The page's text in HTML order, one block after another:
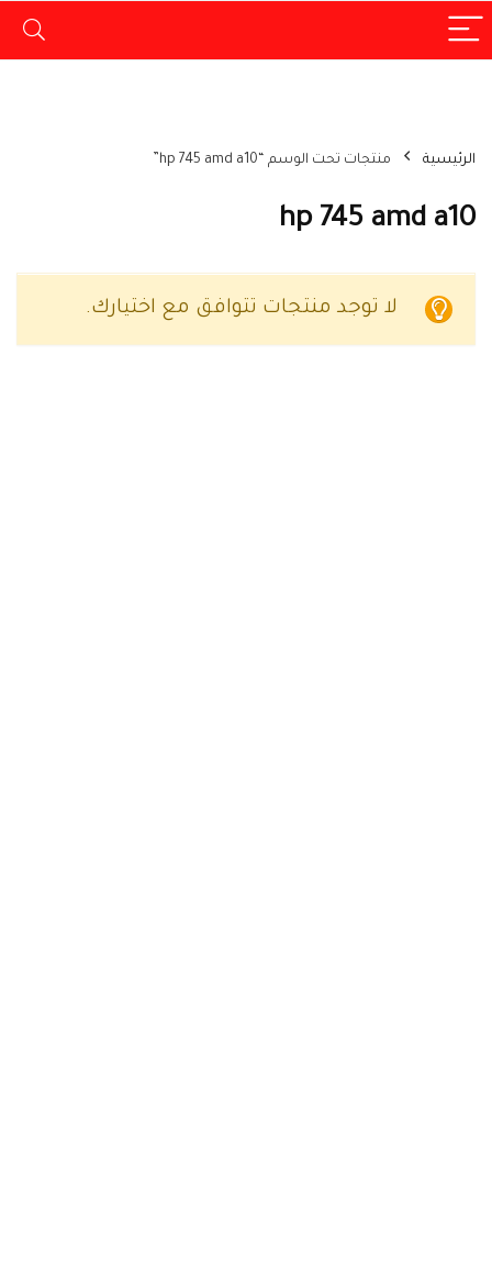
الرئيسية منتجات تحت الوسم “hp 745 amd a10”
hp 745 amd a10
لا توجد منتجات تتوافق مع اختيارك.